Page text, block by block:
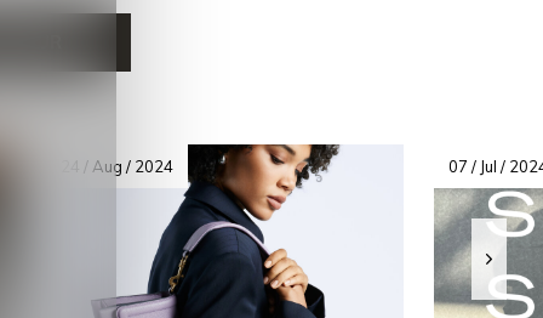
24 / Aug / 2024 07 / Jul /